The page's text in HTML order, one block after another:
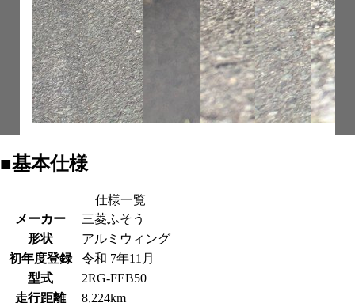
■基本仕様
仕様一覧
メーカー
三菱ふそう
形状
アルミウィング
初年度登録
令和 7年11月
型式
2RG-FEB50
走行距離
8,224km